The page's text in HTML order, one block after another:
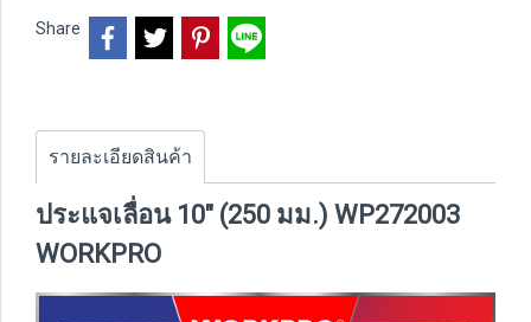
Share
รายละเอียดสินค้า
ประแจเลื่อน 10" (250 มม.) WP272003
WORKPRO